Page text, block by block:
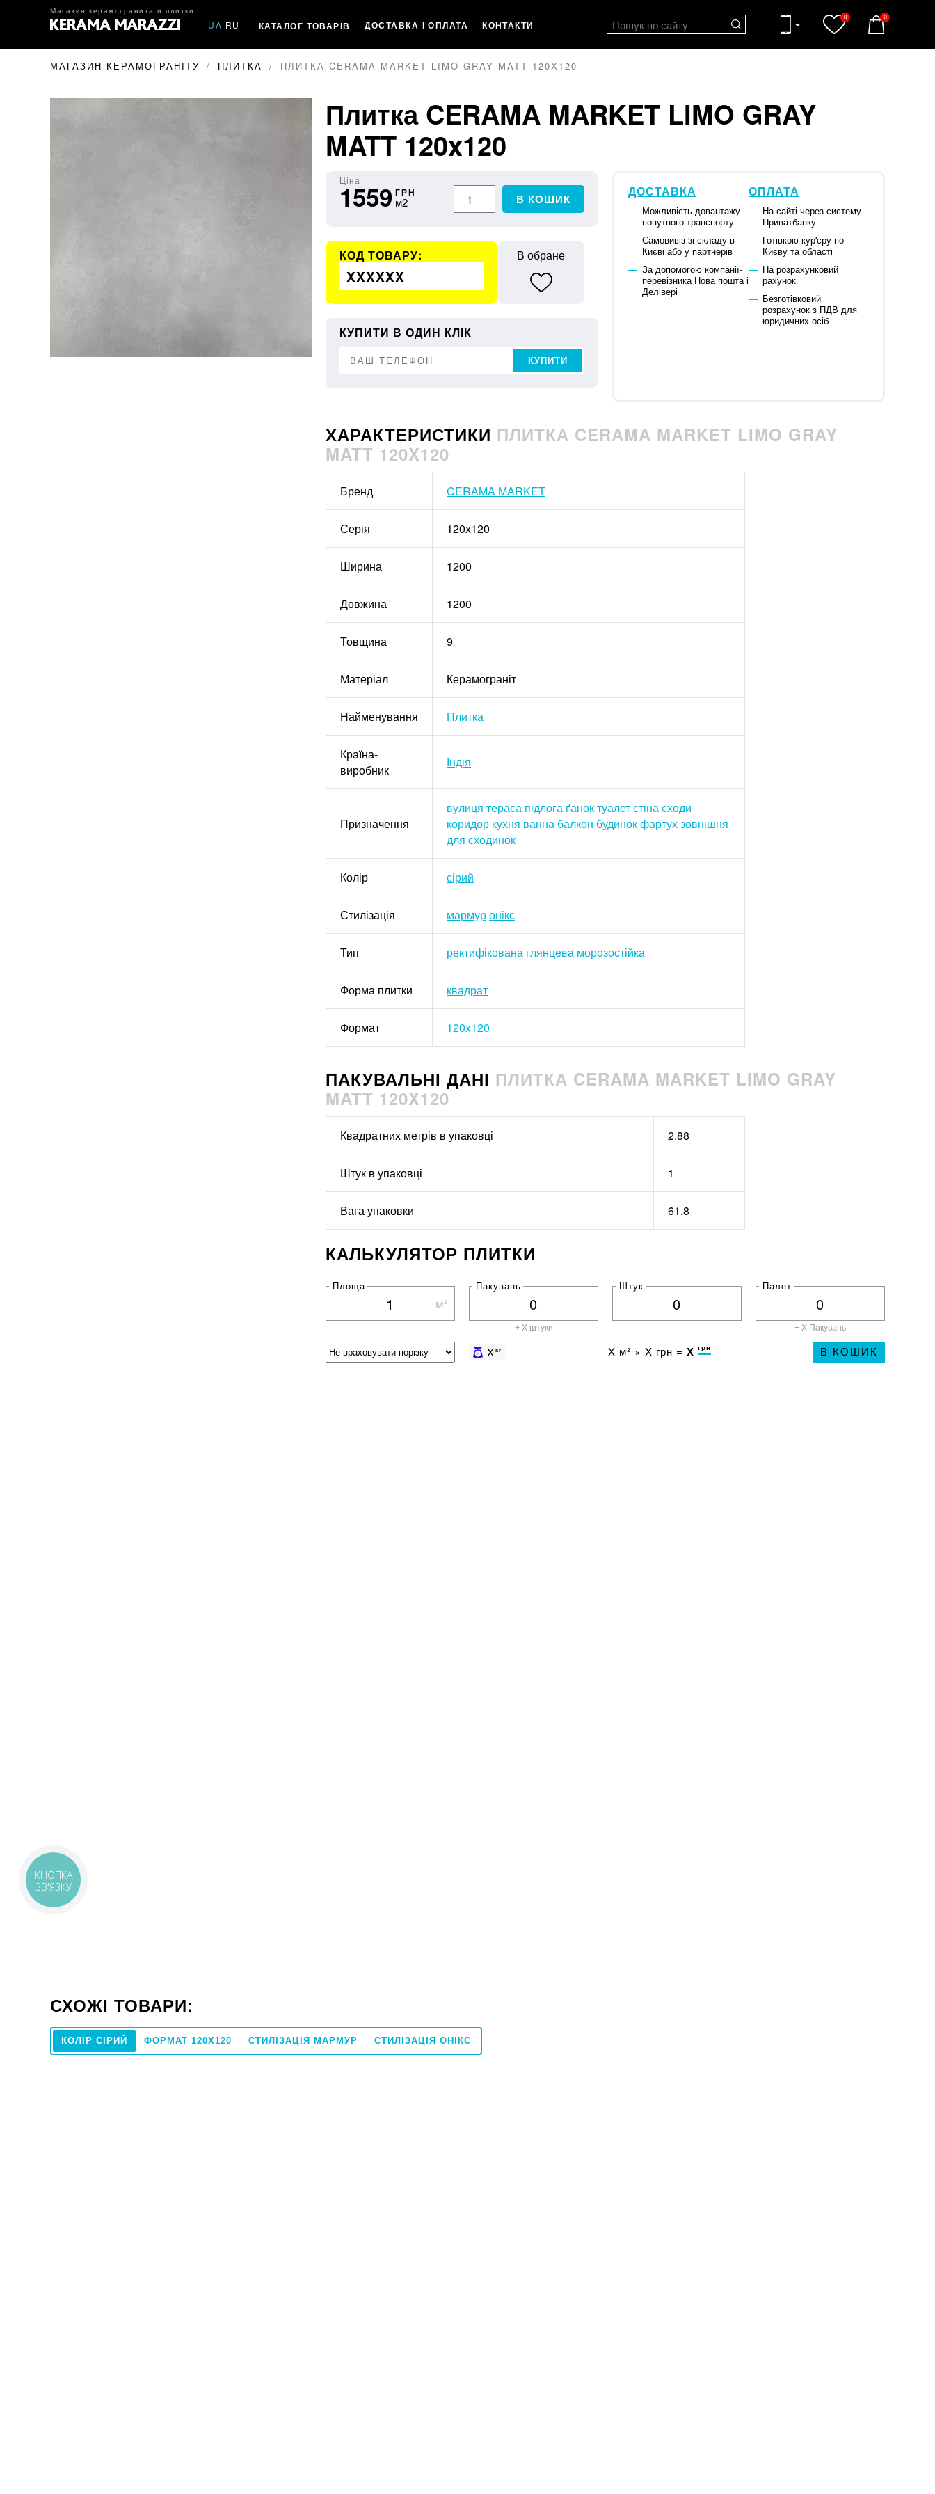
Магазин керамогранита и плитки
UA| RU КАТАЛОГ ТОВАРІВ ДОСТАВКА І ОПЛАТА КОНТАКТИ
0 0
МАГАЗИН КЕРАМОГРАНІТУ ПЛИТКА ПЛИТКА CERAMA MARKET LIMO GRAY MATT 120X120
Плитка CERAMA MARKET LIMO GRAY
MATT 120x120
Ціна
1559 ГРН
м2 В КОШИК
КОД ТОВАРУ:
XXXXXX
В обране
КУПИТИ В ОДИН КЛІК
КУПИТИ
ДОСТАВКА
Можливість довантажу
попутного транспорту
Самовивіз зі складу в
Києві або у партнерів
За допомогою компанії-
перевізника Нова пошта і
Делівері
ОПЛАТА
На сайті через систему
Приватбанку
Готівкою кур'єру по
Києву та області
На розрахунковий
рахунок
Безготівковий
розрахунок з ПДВ для
юридичних осіб
ХАРАКТЕРИСТИКИ ПЛИТКА CERAMA MARKET LIMO GRAY
MATT 120X120
Бренд CERAMA MARKET
Серія 120х120
Ширина 1200
Довжина 1200
Товщина 9
Матеріал Керамограніт
Найменування Плитка
Країна-
виробник
Індія
Призначення
вулиця тераса підлога ґаноктуалетстінасходи
коридор кухня ванна балкон будинокфартухзовнішня
для сходинок
Колір сірий
Стилізація мармуронікс
Тип ректифікована глянцева морозостійка
Форма плитки квадрат
Формат 120x120
ПАКУВАЛЬНІ ДАНІ ПЛИТКА CERAMA MARKET LIMO GRAY
MATT 120X120
Квадратних метрів в упаковці 2.88
Штук в упаковці 1
Вага упаковки 61.8
КАЛЬКУЛЯТОР ПЛИТКИ
Площа
м²
Пакувань
+ X штуки
Штук Палет
+ X Пакувань
Xкг X м² × X грн = X грн В КОШИК
СХОЖІ ТОВАРИ:
КОЛІР СІРИЙ ФОРМАТ 120X120 СТИЛІЗАЦІЯ МАРМУР СТИЛІЗАЦІЯ ОНІКС
КНОПКА
ЗВ'ЯЗКУ